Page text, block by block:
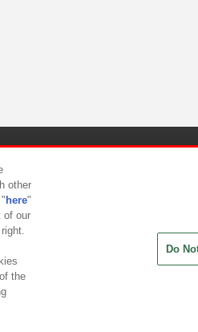
方針
other
here"
of our
the
Do